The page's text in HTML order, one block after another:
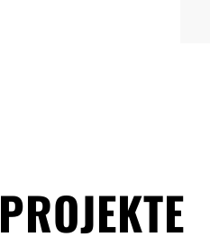
PROJEKTE